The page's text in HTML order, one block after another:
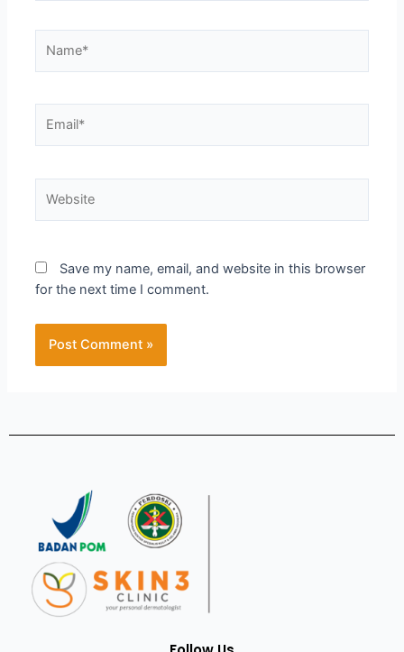
Save my name, email, and website in this browser
for the next time I comment.